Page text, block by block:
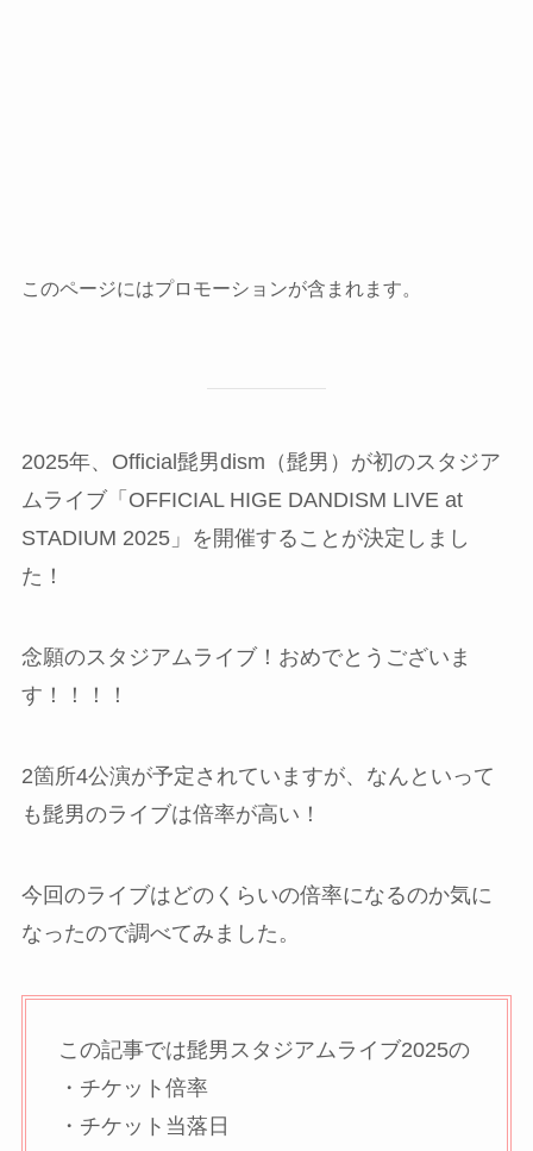
このページにはプロモーションが含まれます。
2025年、Official髭男dism（髭男）が初のスタジア
ムライブ「OFFICIAL HIGE DANDISM LIVE at
STADIUM 2025」を開催することが決定しまし
た！
念願のスタジアムライブ！おめでとうございま
す！！！！
2箇所4公演が予定されていますが、なんといって
も髭男のライブは倍率が高い！
今回のライブはどのくらいの倍率になるのか気に
なったので調べてみました。
この記事では髭男スタジアムライブ2025の
・チケット倍率
・チケット当落日